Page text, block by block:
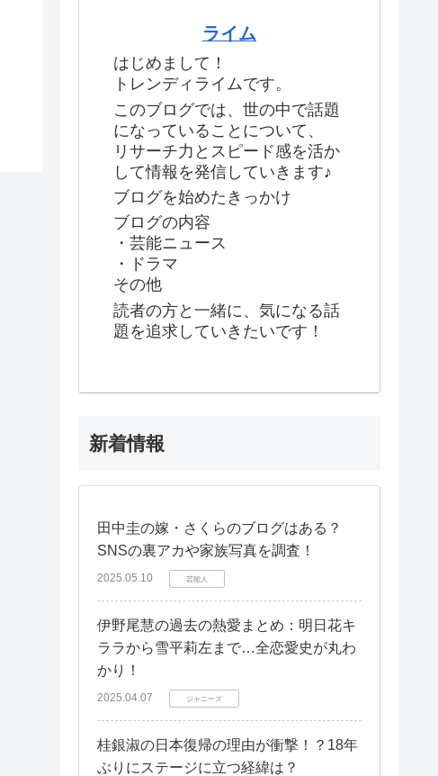
ライム
はじめまして！
トレンディライムです。
このブログでは、世の中で話題
になっていることについて、
リサーチ力とスピード感を活か
して情報を発信していきます♪
ブログを始めたきっかけ
ブログの内容
・芸能ニュース
・ドラマ
その他
読者の方と一緒に、気になる話
題を追求していきたいです！
新着情報
田中圭の嫁・さくらのブログはある？
SNSの裏アカや家族写真を調査！
2025.05.10 芸能人
伊野尾慧の過去の熱愛まとめ：明日花キ
ララから雪平莉左まで…全恋愛史が丸わ
かり！
2025.04.07 ジャニーズ
桂銀淑の日本復帰の理由が衝撃！？18年
ぶりにステージに立つ経緯は？